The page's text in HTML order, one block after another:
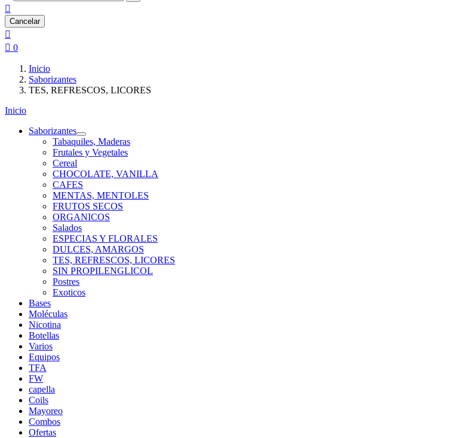

Cancelar

 0
Inicio
Saborizantes
TES, REFRESCOS, LICORES
Inicio
Saborizantes
Tabaquiles, Maderas
Frutales y Vegetales
Cereal
CHOCOLATE, VANILLA
CAFES
MENTAS, MENTOLES
FRUTOS SECOS
ORGANICOS
Salados
ESPECIAS Y FLORALES
DULCES, AMARGOS
TES, REFRESCOS, LICORES
SIN PROPILENGLICOL
Postres
Exoticos
Bases
Moléculas
Nicotina
Botellas
Varios
Equipos
TFA
FW
capella
Coils
Mayoreo
Combos
Ofertas